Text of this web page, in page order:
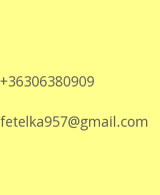
+36306380909
fetelka957@gmail.com